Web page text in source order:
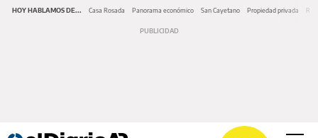
HOY HABLAMOS DE... Casa Rosada Panorama económico San Cayetano Propiedad privada